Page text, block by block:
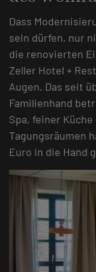
Dass
sein dürfen, nur
die renovierten
Zeller Hotel +
Augen. Das seit
Familienhand
Spa, feiner
Tagungsräumen
Euro in die Hand